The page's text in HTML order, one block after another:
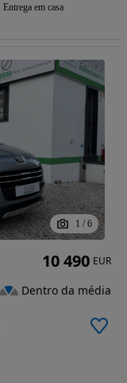
Entrega em casa
1 / 6
10 490 EUR
Dentro da média